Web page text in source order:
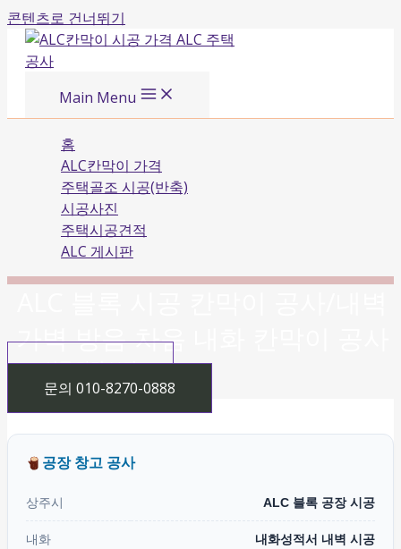
콘텐츠로 건너뛰기
Main Menu
홈
ALC칸막이 가격
주택골조 시공(반축)
시공사진
주택시공견적
ALC 게시판
가벽 방음 차음 내화 칸막이 공사
시공 가격 보기
문의 010-8270-0888
공장 창고 공사
상주시 ALC 블록 공장 시공
내화 내화성적서 내벽 시공